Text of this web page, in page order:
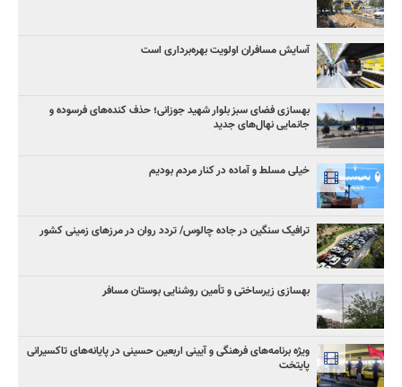
آسایش مسافران اولویت بهره‌برداری است
بهسازی فضای سبز بلوار شهید جوزانی؛ حذف کنده‌های فرسوده و
جانمایی نهال‌های جدید
خیلی مسلط و آماده در کنار مردم بودیم
ترافیک سنگین در جاده چالوس/ تردد روان در مرزهای زمینی کشور
بهسازی زیرساختی و تأمین روشنایی بوستان مسافر
ویژه برنامه‌های فرهنگی و آیینی اربعین حسینی در پایانه‌های تاکسیرانی
پایتخت